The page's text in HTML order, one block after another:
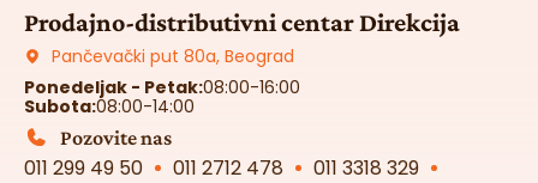
Prodajno-distributivni centar Direkcija
Pančevački put 80a, Beograd
Ponedeljak - Petak:08:00-16:00
Subota:08:00-14:00
Pozovite nas
011 299 49 50 011 2712 478
011 3318 329